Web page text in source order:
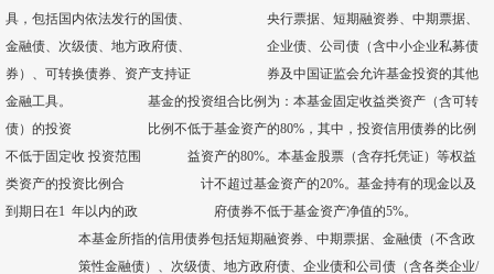
具，包括国内依法发行的国债、 央行票据、短期融资券、中期票据、
金融债、次级债、地方政府债、 企业债、公司债（含中小企业私募债
券）、可转换债券、资产支持证 券及中国证监会允许基金投资的其他
金融工具。 基金的投资组合比例为：本基金固定收益类资产（含可转
债）的投资 比例不低于基金资产的80%，其中，投资信用债券的比例
不低于固定收 投资范围 益资产的80%。本基金股票（含存托凭证）等权益
类资产的投资比例合 计不超过基金资产的20%。基金持有的现金以及
到期日在1 年以内的政 府债券不低于基金资产净值的5%。
本基金所指的信用债券包括短期融资券、中期票据、金融债（不含政
策性金融债）、次级债、地方政府债、企业债和公司债（含各类企业/